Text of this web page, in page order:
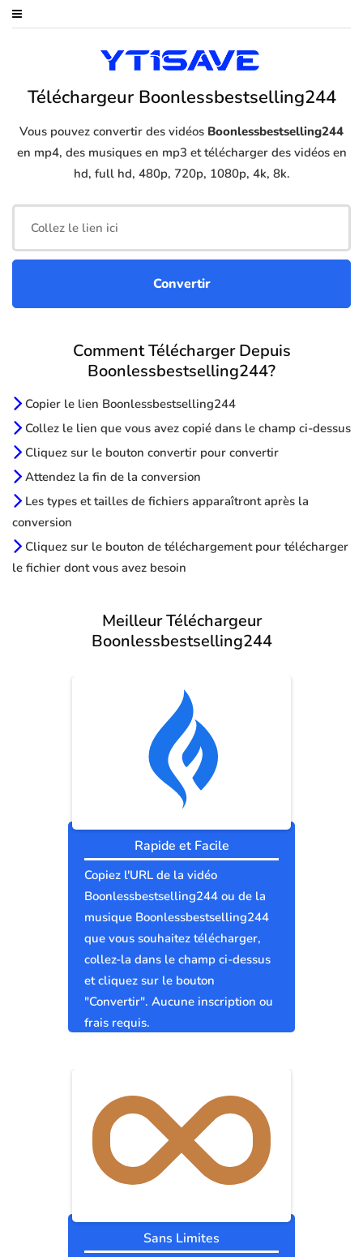
Téléchargeur Boonlessbestselling244
Vous pouvez convertir des vidéos Boonlessbestselling244
en mp4, des musiques en mp3 et télécharger des vidéos en
hd, full hd, 480p, 720p, 1080p, 4k, 8k.
Comment Télécharger Depuis
Boonlessbestselling244?
Copier le lien Boonlessbestselling244
Collez le lien que vous avez copié dans le champ ci-dessus
Cliquez sur le bouton convertir pour convertir
Attendez la fin de la conversion
Les types et tailles de fichiers apparaîtront après la
conversion
Cliquez sur le bouton de téléchargement pour télécharger
le fichier dont vous avez besoin
Meilleur Téléchargeur
Boonlessbestselling244
Rapide et Facile
Copiez l'URL de la vidéo
Boonlessbestselling244 ou de la
musique Boonlessbestselling244
que vous souhaitez télécharger,
collez-la dans le champ ci-dessus
et cliquez sur le bouton
"Convertir". Aucune inscription ou
frais requis.
Sans Limites